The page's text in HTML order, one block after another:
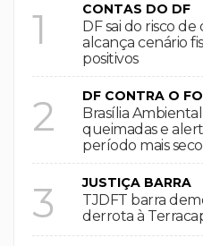
1 CONTAS DO DF
DF sai do risco
alcança cenário
positivos
2 DF CONTRA O
Brasília
queimadas e
período mais
3 JUSTIÇA BARRA
TJDFT barra
derrota à